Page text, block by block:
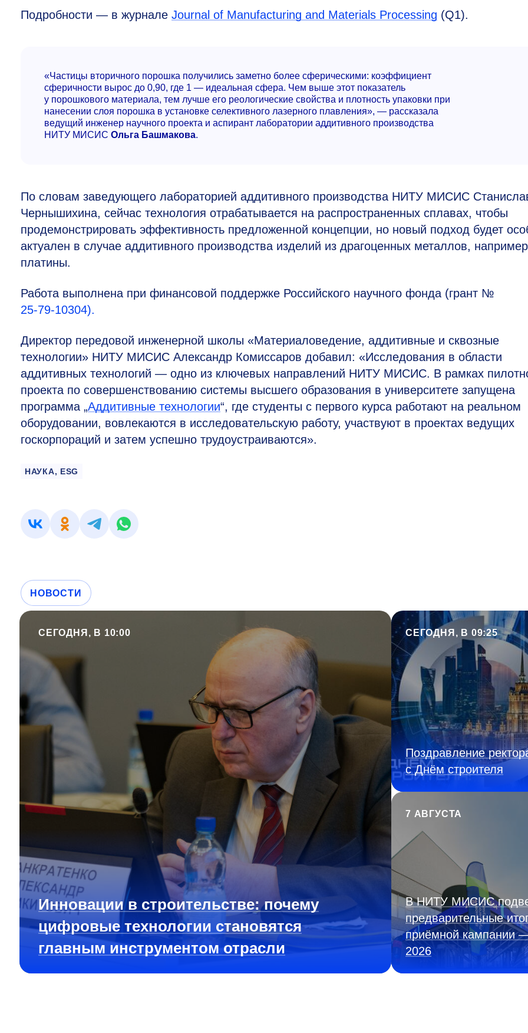
Подробности — в журнале Journal of Manufacturing and Materials Processing (Q1).
«Частицы вторичного порошка получились заметно более сферическими: коэффициент
сферичности вырос до 0,90, где 1 — идеальная сфера. Чем выше этот показатель
у порошкового материала, тем лучше его реологические свойства и плотность упаковки при
нанесении слоя порошка в установке селективного лазерного плавления», — рассказала
ведущий инженер научного проекта и аспирант лаборатории аддитивного производства
НИТУ МИСИС Ольга Башмакова.
По словам заведующего лабораторией аддитивного производства НИТУ МИСИС
Чернышихина, сейчас технология отрабатывается на распространенных сплавах, чтобы
продемонстрировать эффективность предложенной концепции, но новый подход будет
актуален в случае аддитивного производства изделий из драгоценных металлов, например
платины.
Работа выполнена при финансовой поддержке Российского научного фонда (грант №
25-79-10304).
Директор передовой инженерной школы «Материаловедение, аддитивные и сквозные
технологии» НИТУ МИСИС Александр Комиссаров добавил: «Исследования в области
аддитивных технологий — одно из ключевых направлений НИТУ МИСИС. В рамках
проекта по совершенствованию системы высшего образования в университете запущена
программа „Аддитивные технологии“, где студенты с первого курса работают на реальном
оборудовании, вовлекаются в исследовательскую работу, участвуют в проектах ведущих
госкорпораций и затем успешно трудоустраиваются».
НАУКА, ESG
НОВОСТИ
СЕГОДНЯ, В 10:00
Инновации в строительстве: почему
цифровые технологии становятся
главным инструментом отрасли
СЕГОДНЯ, В 09:25
Поздравление
с Днём строителя
7 АВГУСТА
В НИТУ МИСИС
предварительные
приёмной кампании
2026